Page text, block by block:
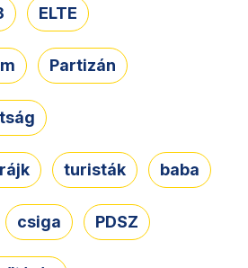
ELTE
Partizán
turisták baba
csiga PDSZ